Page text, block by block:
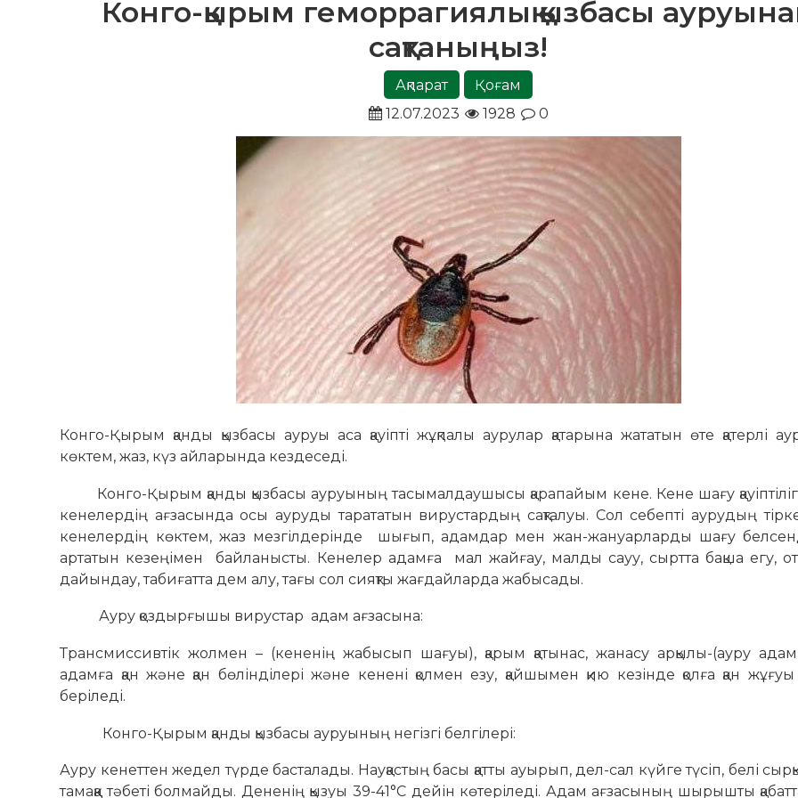
Конго-қырым геморрагиялық қызбасы
сақтаныңыз!
Ақпарат
Қоғам
12.07.2023
1928 0
Конго-Қырым қанды қызбасы ауруы аса қауіпті жұқпалы аурулар қатарына жататын өте қатерлі
көктем, жаз, күз айларында кездеседі.
Конго-Қырым қанды қызбасы ауруының тасымалдаушысы қарапайым кене. Кене шағу
кенелердің ағзасында осы ауруды тарататын вирустардың сақталуы. Сол себепті аурудың
кенелердің көктем, жаз мезгілдерінде шығып, адамдар мен жан-жануарларды шағу
артатын кезеңімен байланысты. Кенелер адамға мал жайғау, малды сауу, сыртта бақша егу,
дайындау, табиғатта дем алу, тағы сол сияқты жағдайларда жабысады.
Ауру қоздырғышы вирустар адам ағзасына:
Трансмиссивтік жолмен – (кененің жабысып шағуы), қарым қатынас, жанасу арқылы-(ауру
адамға қан және қан бөлінділері және кенені қолмен езу, қайшымен қию кезінде қолға қан
беріледі.
Конго-Қырым қанды қызбасы ауруының негізгі белгілері:
Ауру кенеттен жедел түрде басталады. Науқастың басы қатты ауырып, дел-сал күйге түсіп, белі
тамаққа тәбеті болмайды. Дененің қызуы 39-41°С дейін көтеріледі. Адам ағзасының шырышты